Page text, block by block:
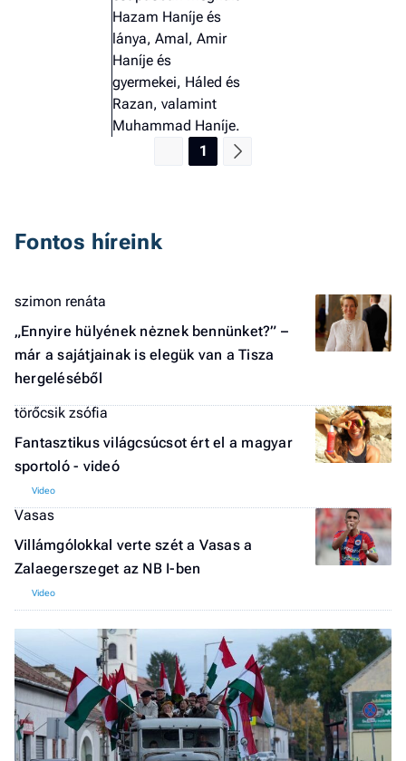
Hazam Haníje és
lánya, Amal, Amir
Haníje és
gyermekei, Háled és
Razan, valamint
Muhammad Haníje.
1
Fontos híreink
szimon renáta
„Ennyire hülyének nėznek bennünket?” –
már a sajátjainak is elegük van a Tisza
hergeléséből
törőcsik zsófia
Fantasztikus világcsúcsot ért el a magyar
sportoló - videó
Vasas
Villámgólokkal verte szét a Vasas a
Zalaegerszeget az NB I-ben